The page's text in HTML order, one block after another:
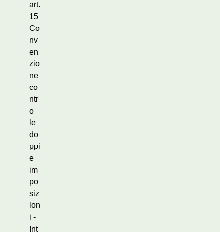
art.
15
Co
nv
en
zio
ne
co
ntr
o
le
do
ppi
e
im
po
siz
ion
i -
Int